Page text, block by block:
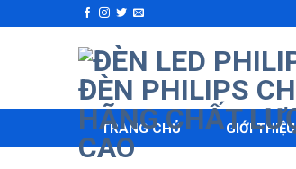
to
TRANG CHỦ GIỚI THIỆU